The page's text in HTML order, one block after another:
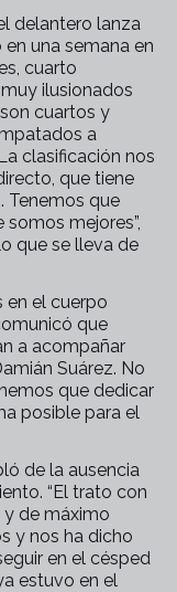
delantero lanza
una semana en
cuarto
ilusionados
cuartos y
a
clasificación nos
que tiene
Tenemos que
mejores”,
que se lleva de
en el cuerpo
que
a acompañar
Suárez. No
que dedicar
posible para el
de la ausencia
“El trato con
y de máximo
y nos ha dicho
en el césped
estuvo en el